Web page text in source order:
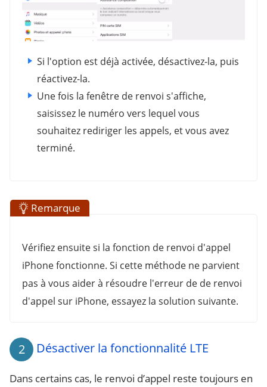
Si l'option est déjà activée, désactivez-la, puis
réactivez-la.
Une fois la fenêtre de renvoi s'affiche,
saisissez le numéro vers lequel vous
souhaitez rediriger les appels, et vous avez
terminé.
Remarque
Vérifiez ensuite si la fonction de renvoi d'appel
iPhone fonctionne. Si cette méthode ne parvient
pas à vous aider à résoudre l'erreur de de renvoi
d'appel sur iPhone, essayez la solution suivante.
2 Désactiver la fonctionnalité LTE
Dans certains cas, le renvoi d’appel reste toujours en